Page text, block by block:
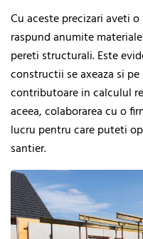
Cu aceste precizari aveti
raspund anumite
pereti structurali. Este
constructii se axeaza si
contributoare in calculul
aceea, colaborarea cu o
lucru pentru care puteti
santier.